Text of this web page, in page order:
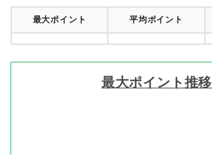
最大ポイント 平均ポイント
最大ポイント推移